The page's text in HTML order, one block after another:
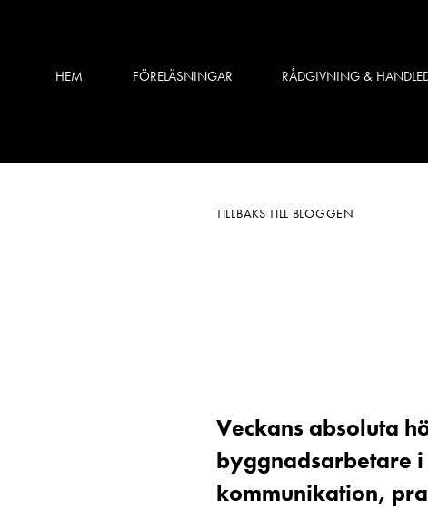
HEM FÖRELÄSNINGAR RÅDGIVNING &
TILLBAKS TILL BLOGGEN
Veckans absoluta
byggnadsarbetare
kommunikation,